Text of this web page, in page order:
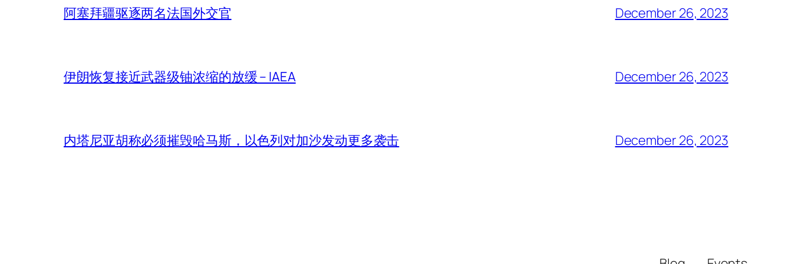
阿塞拜疆驱逐两名法国外交官 December 26, 2023
伊朗恢复接近武器级铀浓缩的放缓 – IAEA December 26, 2023
内塔尼亚胡称必须摧毁哈马斯，以色列对加沙发动更多袭击 December 26, 2023